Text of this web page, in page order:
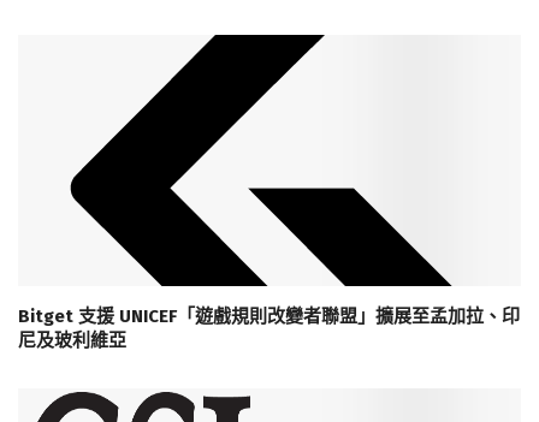
Bitget 支援 UNICEF「遊戲規則改變者聯盟」擴展至孟加拉、印
尼及玻利維亞